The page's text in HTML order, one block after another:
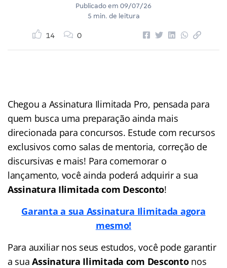
Publicado em 09/07/26
5 min. de leitura
14 0
Chegou a Assinatura Ilimitada Pro, pensada para
quem busca uma preparação ainda mais
direcionada para concursos. Estude com recursos
exclusivos como salas de mentoria, correção de
discursivas e mais! Para comemorar o
lançamento, você ainda poderá adquirir a sua
Assinatura Ilimitada com Desconto!
Garanta a sua Assinatura Ilimitada agora
mesmo!
Para auxiliar nos seus estudos, você pode garantir
a suaAssinatura Ilimitada com Descontonos